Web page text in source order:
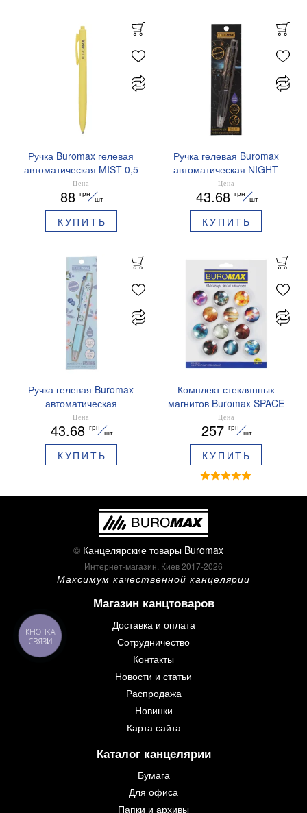
Ручка Buromax гелевая
автоматическая MIST 0,5
мм синие чернила
BM.83103
Цена
88 грн
шт
КУПИТЬ
Ручка гелевая Buromax
автоматическая NIGHT
SKY ZODIAC 0.5 мм
ароматизированный грипп
синие чернила BM.8379-
01
Цена
43.68 грн
шт
КУПИТЬ
Ручка гелевая Buromax
автоматическая
ARABESKI 0.5 мм
ароматизированный грипп
синие чернила в блистере
BM.8379-02
Цена
43.68 грн
шт
КУПИТЬ
Комплект стеклянных
магнитов Buromax SPACE
12 шт 30 мм BM.0048
Цена
257 грн
шт
КУПИТЬ
© Канцелярские товары Buromax
Интернет-магазин, Киев 2017-2026
Максимум качественной канцелярии
Магазин канцтоваров
Доставка и оплата
Сотрудничество
Контакты
Новости и статьи
Распродажа
Новинки
Карта сайта
Каталог канцелярии
Бумага
Для офиса
Папки и архивы
КНОПКА
СВЯЗИ